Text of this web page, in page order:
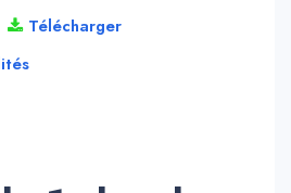
Télécharger